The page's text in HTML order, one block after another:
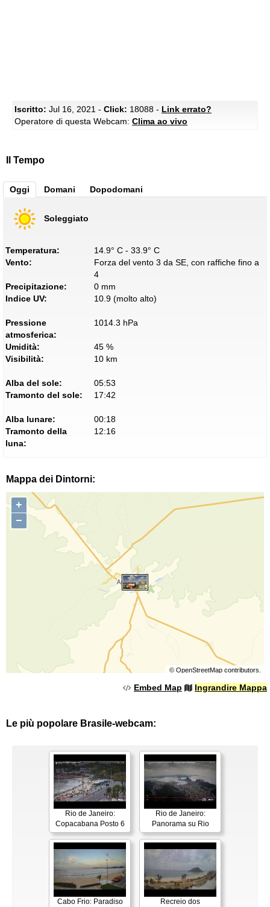
Iscritto: Jul 16, 2021 - Click: 18088 - Link errato?
Operatore di questa Webcam: Clima ao vivo
Il Tempo
Oggi Domani Dopodomani
Soleggiato
Temperatura:
14.9° C - 33.9° C
Vento:
Forza del vento 3 da SE, con raffiche fino a
4
Precipitazione:
0 mm
Indice UV:
10.9 (molto alto)
Pressione
atmosferica:
1014.3 hPa
Umidità:
45 %
Visibilità:
10 km
Alba del sole:
05:53
Tramonto del sole:
17:42
Alba lunare:
00:18
Tramonto della
luna:
12:16
Mappa dei Dintorni:
+
−
© OpenStreetMapcontributors.
Embed Map Ingrandire Mappa
Le più popolare Brasile-webcam:
Rio de Janeiro:
Copacabana Posto 6
Rio de Janeiro:
Panorama su Rio
Cabo Frio: Paradiso
Recreio dos